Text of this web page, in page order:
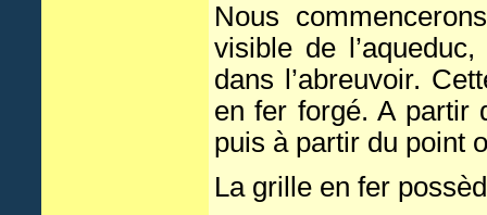
Nous
visible de
dans l’abreuvoir.
en fer forgé. A partir
puis à partir du point
La grille en fer